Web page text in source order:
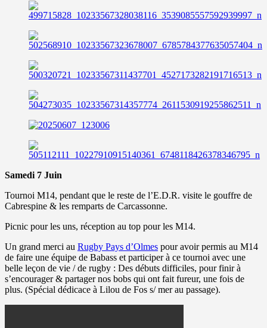
Samedi 7 Juin
Tournoi M14, pendant que le reste de l’E.D.R. visite le gouffre de
Cabrespine & les remparts de Carcassonne.
Picnic pour les uns, réception au top pour les M14.
Un grand merci au Rugby Pays d’Olmes pour avoir permis au M14
de faire une équipe de Babass et participer à ce tournoi avec une
belle leçon de vie / de rugby : Des débuts difficiles, pour finir à
s’encourager & partager nos bobs qui ont fait fureur, une fois de
plus. (Spécial dédicace à Lilou de Fos s/ mer au passage).